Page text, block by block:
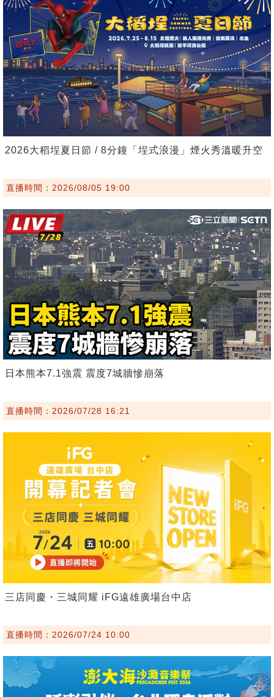
2026大稻埕夏日節 / 8分鐘「埕式浪漫」煙火秀溫暖升空
直播時間：2026/08/05 19:00
日本熊本7.1強震 震度7城牆慘崩落
直播時間：2026/07/28 16:21
三店同慶・三城同耀 iFG遠雄廣場台中店
直播時間：2026/07/24 10:00